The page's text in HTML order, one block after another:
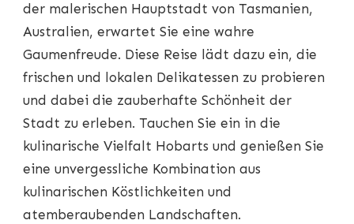
DURCH
VIELFALT
DER
AROMEN
der malerischen Hauptstadt von Tasmanien,
Australien, erwartet Sie eine wahre
Gaumenfreude. Diese Reise lädt dazu ein, die
frischen und lokalen Delikatessen zu probieren
und dabei die zauberhafte Schönheit der
Stadt zu erleben. Tauchen Sie ein in die
kulinarische Vielfalt Hobarts und genießen Sie
eine unvergessliche Kombination aus
kulinarischen Köstlichkeiten und
atemberaubenden Landschaften.